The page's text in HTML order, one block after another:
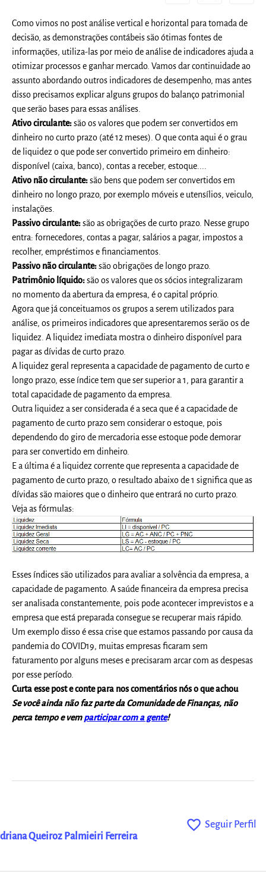
Como vimos no post análise vertical e horizontal para tomada de
decisão, as demonstrações contábeis são ótimas fontes de
informações, utiliza-las por meio de análise de indicadores ajuda a
otimizar processos e ganhar mercado. Vamos dar continuidade ao
assunto abordando outros indicadores de desempenho, mas antes
disso precisamos explicar alguns grupos do balanço patrimonial
que serão bases para essas análises.
Ativo circulante:são os valores que podem ser convertidos em
dinheiro no curto prazo (até 12 meses). O que conta aqui é o grau
de liquidez o que pode ser convertido primeiro em dinheiro:
disponível (caixa, banco), contas a receber, estoque....
Ativo não circulante:são bens que podem ser convertidos em
dinheiro no longo prazo, por exemplo móveis e utensílios, veiculo,
instalações.
Passivo circulante:são as obrigações de curto prazo. Nesse grupo
entra: fornecedores, contas a pagar, salários a pagar, impostos a
recolher, empréstimos e financiamentos.
Passivo não circulante:são obrigações de longo prazo.
Patrimônio líquido:são os valores que os sócios integralizaram
no momento da abertura da empresa, é o capital próprio.
Agora que já conceituamos os grupos a serem utilizados para
análise, os primeiros indicadores que apresentaremos serão os de
liquidez. A liquidez imediata mostra o dinheiro disponível para
pagar as dívidas de curto prazo.
A liquidez geral representa a capacidade de pagamento de curto e
longo prazo, esse índice tem que ser superior a 1, para garantir a
total capacidade de pagamento da empresa.
Outra liquidez a ser considerada é a seca que é a capacidade de
pagamento de curto prazo sem considerar o estoque, pois
dependendo do giro de mercadoria esse estoque pode demorar
para ser convertido em dinheiro.
E a última é a liquidez corrente que representa a capacidade de
pagamento de curto prazo, o resultado abaixo de 1 significa que as
dívidas são maiores que o dinheiro que entrará no curto prazo.
Veja as fórmulas:
Esses índices são utilizados para avaliar a solvência da empresa, a
capacidade de pagamento. A saúde financeira da empresa precisa
ser analisada constantemente, pois pode acontecer imprevistos e a
empresa que está preparada consegue se recuperar mais rápido.
Um exemplo disso é essa crise que estamos passando por causa da
pandemia do COVID19, muitas empresas ficaram sem
faturamento por alguns meses e precisaram arcar com as despesas
por esse período.
Curta esse post e conte para nos comentários nós o que achou
Se você ainda não faz parte da Comunidade de Finanças, não
perca tempo e vemparticipar com a gente!
Queiroz Palmieiri Ferreira
favorite_outline Seguir Perfil